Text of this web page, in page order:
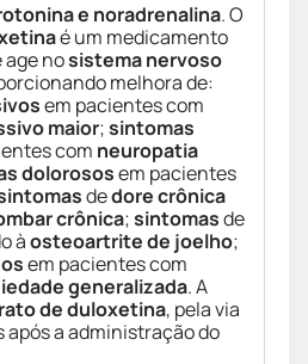
e noradrenalina. O
é um medicamento
nosistema nervoso
melhora de:
em pacientes com
maior;sintomas
com neuropatia
dolorososem pacientes
dedore crônica
crônica;sintomasde
àosteoartrite de joelho;
em pacientes com
generalizada. A
de duloxetina, pela via
após a administração do